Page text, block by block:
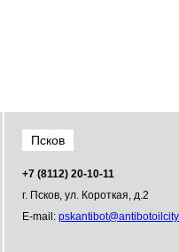
Псков
+7 (8112) 20-10-11
г. Псков, ул. Короткая, д.2
E-mail: pskantibot@antibot